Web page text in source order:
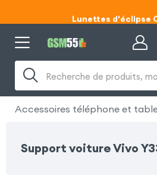
Code
Code
Recherche de produits,
Accessoires téléphone et
Support voiture Vivo